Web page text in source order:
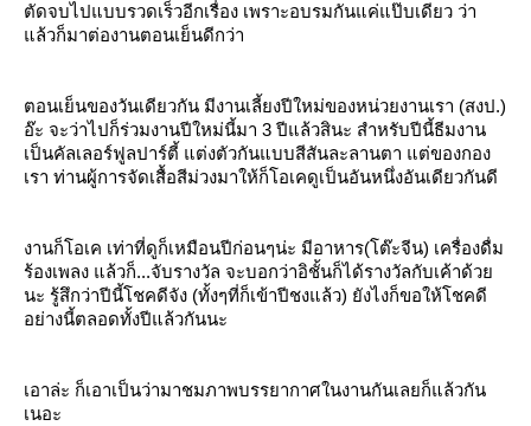
ตัดจบไปแบบรวดเร็วอีกเรื่อง เพราะอบรมกันแค่แป๊บเดียว ว่า
ล้วก็มาต่องานตอนเย็นดีกว่า
ตอนเย็นของวันเดียวกัน มีงานเลี้ยงปีใหม่ของหน่วยงานเรา (สงป.)
อ๊ะ จะว่าไปก็ร่วมงานปีใหม่นี้มา 3 ปีแล้วสินะ สำหรับปีนี้ธีมงาน
เป็นคัลเลอร์ฟูลปาร์ตี้ แต่งตัวกันแบบสีสันละลานตา แต่ของกอง
เรา ท่านผู้การจัดเสื้อสีม่วงมาให้ก็โอเคดูเป็นอันหนึ่งอันเดียวกันดี
งานก็โอเค เท่าที่ดูก็เหมือนปีก่อนๆน่ะ มีอาหาร(โต๊ะจีน) เครื่องดื่ม
ร้องเพลง แล้วก็...จับรางวัล จะบอกว่าอิชั้นก็ได้รางวัลกับเค้าด้ว
นะ รู้สึกว่าปีนี้โชคดีจัง (ทั้งๆที่ก็เข้าปีชงแล้ว) ยังไงก็ขอให้โชคดี
อย่างนี้ตลอดทั้งปีแล้วกันนะ
เอาล่ะ ก็เอาเป็นว่ามาชมภาพบรรยากาศในงานกันเลยก็แล้วกัน
เนอะ